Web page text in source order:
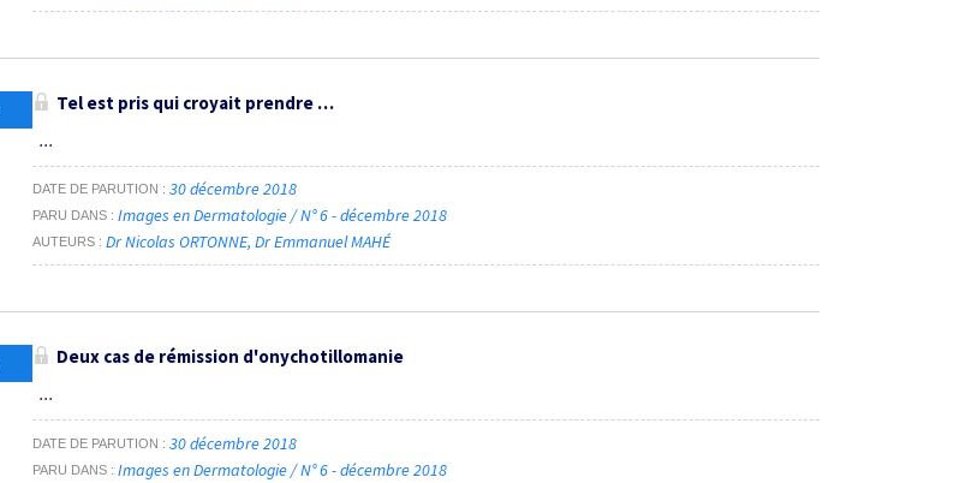
Tel est pris qui croyait prendre …
...
DATE DE PARUTION 30 décembre 2018
PARU DANS Images en Dermatologie / N° 6 - décembre 2018
AUTEURS Dr Nicolas ORTONNE Dr Emmanuel MAHÉ
Deux cas de rémission d'onychotillomanie
...
DATE DE PARUTION 30 décembre 2018
PARU DANS Images en Dermatologie / N° 6 - décembre 2018